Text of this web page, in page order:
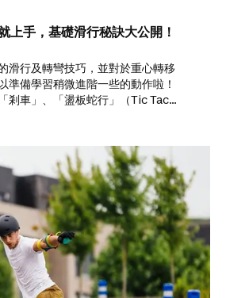
上手，基礎滑行秘訣大公開！
滑行及轉彎技巧，並對於重心轉移
準備學習稍微進階一些的動作啦！
剎車」、「盪板蛇行」（Tic Tac）